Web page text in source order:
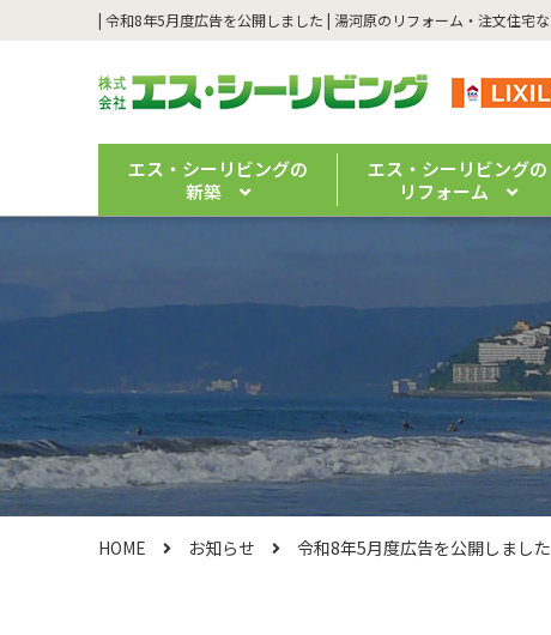
エス・シーリビングの
新築
エス・シーリビングの
リフォーム
HOME お知らせ 令和8年5月度広告を公開しました